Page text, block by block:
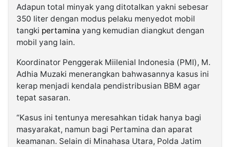
Adapun total minyak yang ditotalkan yakni sebesar
350 liter dengan modus pelaku menyedot mobil
tangki pertamina yang kemudian diangkut dengan
mobil yang lain.
Koordinator Penggerak Miilenial Indonesia (PMI), M.
Adhia Muzaki menerangkan bahwasannya kasus ini
kerap menjadi kendala pendistribusian BBM agar
tepat sasaran.
“Kasus ini tentunya meresahkan tidak hanya bagi
masyarakat, namun bagi Pertamina dan aparat
keamanan. Selain di Minahasa Utara, Polda Jatim